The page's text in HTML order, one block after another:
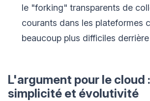
le "forking" transparents de
courants dans les plateformes
beaucoup plus difficiles
L'argument pour le cloud
simplicité et évolutivité